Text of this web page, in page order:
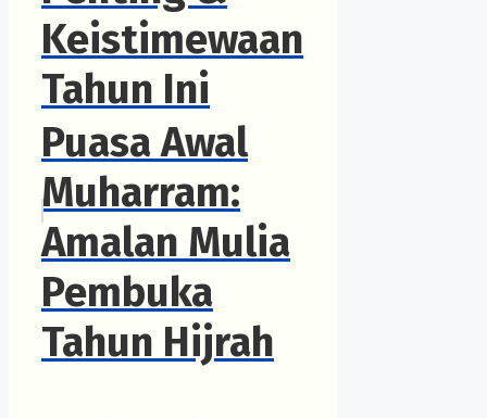
Keistimewaan
Tahun Ini
Puasa Awal
Muharram:
Amalan Mulia
Pembuka
Tahun Hijrah